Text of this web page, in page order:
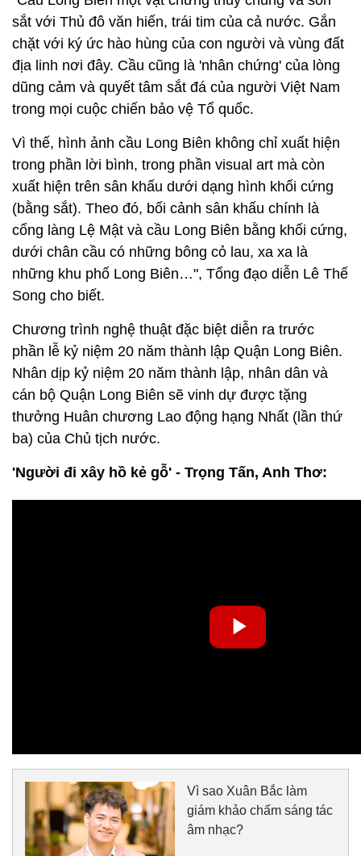
sắt với Thủ đô văn hiến, trái tim của cả nước. Gắn
chặt với ký ức hào hùng của con người và vùng đất
địa linh nơi đây. Cầu cũng là 'nhân chứng' của lòng
dũng cảm và quyết tâm sắt đá của người Việt Nam
trong mọi cuộc chiến bảo vệ Tổ quốc.
Vì thế, hình ảnh cầu Long Biên không chỉ xuất hiện
trong phần lời bình, trong phần visual art mà còn
xuất hiện trên sân khấu dưới dạng hình khối cứng
(bằng sắt). Theo đó, bối cảnh sân khấu chính là
cổng làng Lệ Mật và cầu Long Biên bằng khối cứng,
dưới chân cầu có những bông cỏ lau, xa xa là
những khu phố Long Biên…", Tổng đạo diễn Lê Thế
Song cho biết.
Chương trình nghệ thuật đặc biệt diễn ra trước
phần lễ kỷ niệm 20 năm thành lập Quận Long Biên.
Nhân dịp kỷ niệm 20 năm thành lập, nhân dân và
cán bộ Quận Long Biên sẽ vinh dự được tặng
thưởng Huân chương Lao động hạng Nhất (lần thứ
ba) của Chủ tịch nước.
'Người đi xây hồ kẻ gỗ' - Trọng Tấn, Anh Thơ:
Vì sao Xuân Bắc làm
giám khảo chấm sáng tác
âm nhạc?